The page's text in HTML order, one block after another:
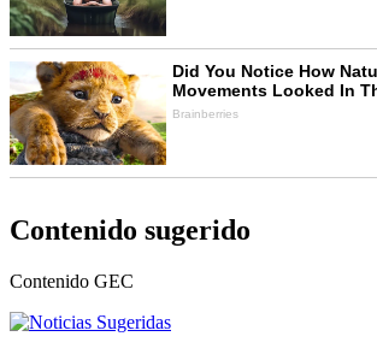
Contenido sugerido
Contenido GEC